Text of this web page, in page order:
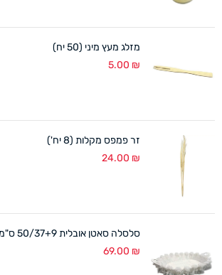
מזלג מעץ מיני (50 יח)
5.00 ₪
זר פמפס מקלות (8 יח')
24.00 ₪
סלסלה סאטן אובלית 50/37+9 ס"מ לבן
69.00 ₪